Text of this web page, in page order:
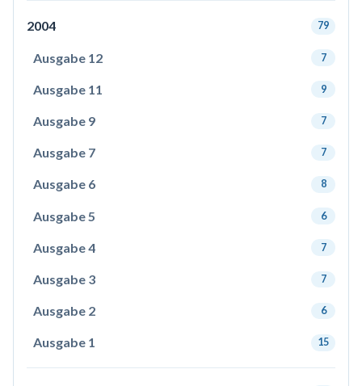
2004 79
Ausgabe 12 7
Ausgabe 11 9
Ausgabe 9 7
Ausgabe 7 7
Ausgabe 6 8
Ausgabe 5 6
Ausgabe 4 7
Ausgabe 3 7
Ausgabe 2 6
Ausgabe 1 15